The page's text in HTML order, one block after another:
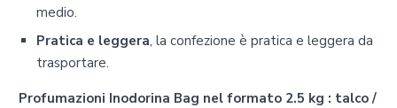
medio.
Pratica e leggera, la confezione è pratica e leggera da
trasportare.
Profumazioni Inodorina Bag nel formato 2.5 kg : talco /